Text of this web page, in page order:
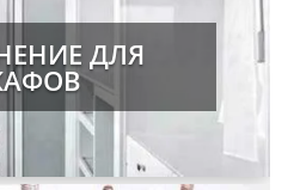
ДЛЯ